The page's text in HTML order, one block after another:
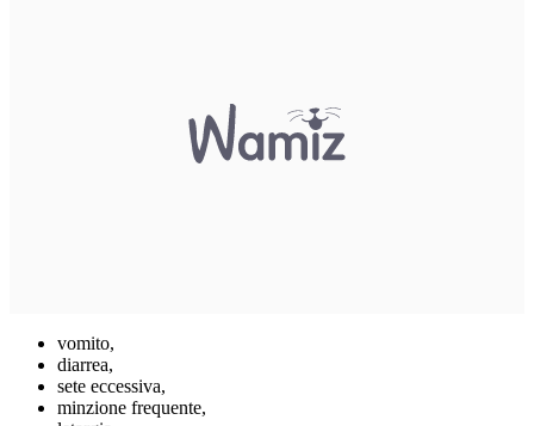
vomito,
diarrea,
sete eccessiva,
minzione frequente,